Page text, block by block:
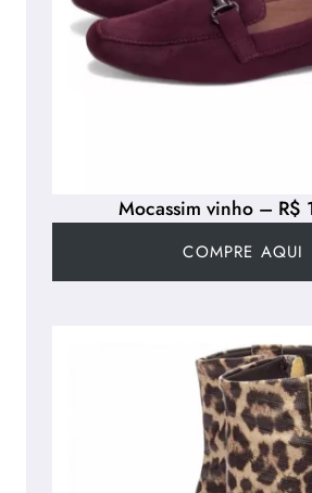
Mocassim vinho – R$
COMPRE AQUI